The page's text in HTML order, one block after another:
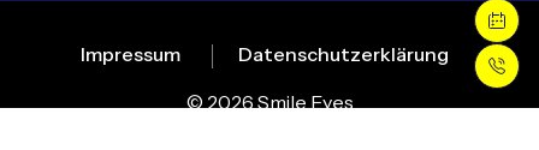
Impressum
Datenschutzerklärung
© 2026 Smile Eyes